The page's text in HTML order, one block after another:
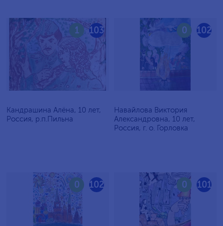
103
1
Кандрашина Алёна, 10 лет,
Россия, р.п.Пильна
102
0
Навайлова Виктория
Александровна, 10 лет,
Россия, г. о. Горловка
102
0 101
0